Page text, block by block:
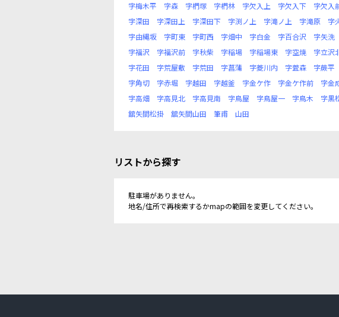
字梅木平
字森 字椚塚 字椚林 字欠入上 字欠入下 字欠入
字深田
字深田上 字深田下 字渕ノ上 字滝ノ上 字滝原 字
字由縄坂
字町東 字町西 字畑中 字白金 字百合沢 字矢洗
字福沢
字福沢前 字秋柴 字稲場 字稲場東 字空焼 字立沢
字花田
字荒屋敷 字荒田 字菖蒲 字菱川内 字萓森 字蕨平
字角切
字赤堀 字越田 字越釜 字金ケ作 字金ケ作前 字金
字高畑
字高見北 字高見南 字鳥屋 字鳥屋一 字鳥木 字黒
舘矢間松掛
舘矢間山田 筆甫 山田
リストから探す
駐車場がありません。
地名/住所で再検索するかmapの範囲を変更してください。